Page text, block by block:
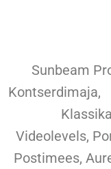
Sunbeam
Kontserdimaja,
Videolevels,
Postimees,